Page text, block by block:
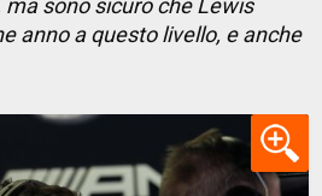
anno a questo livello, e anche